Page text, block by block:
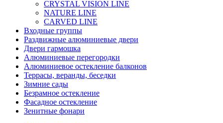
CRYSTAL VISION LINE
NATURE LINE
CARVED LINE
Входные группы
Раздвижные алюминиевые двери
Двери гармошка
Алюминиевые перегородки
Алюминиевое остекление балконов
Террасы, веранды, беседки
Зимние сады
Безрамное остекление
Фасадное остекление
Зенитные фонари